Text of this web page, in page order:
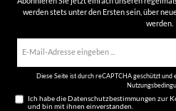
werden stets unter den Ersten sein, über
werden.
Diese Seite ist durch reCAPTCHA geschützt und
Ich habe dieDatenschutzbestimmungen zur
und bin mit ihnen einverstanden.